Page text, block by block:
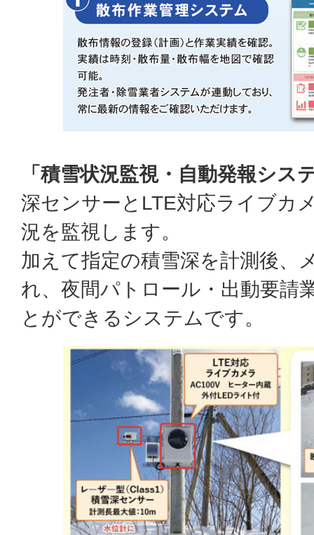
「積雪状況監視・自動発報シス
深センサーとLTE対応ライブカ
況を監視します。
加えて指定の積雪深を計測後、
れ、夜間パトロール・出動要請
とができるシステムです。